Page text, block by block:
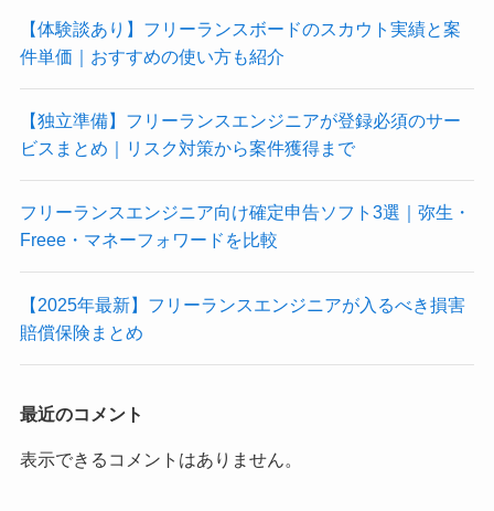
【体験談あり】フリーランスボードのスカウト実績と案
件単価｜おすすめの使い方も紹介
【独立準備】フリーランスエンジニアが登録必須のサー
ビスまとめ｜リスク対策から案件獲得まで
フリーランスエンジニア向け確定申告ソフト3選｜弥生・
Freee・マネーフォワードを比較
【2025年最新】フリーランスエンジニアが入るべき損害
賠償保険まとめ
最近のコメント
表示できるコメントはありません。